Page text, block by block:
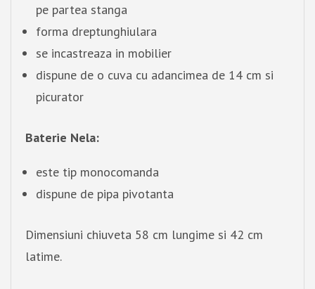
pe partea stanga
forma dreptunghiulara
se incastreaza in mobilier
dispune de o cuva cu adancimea de 14 cm si
picurator
Baterie Nela:
este tip monocomanda
dispune de pipa pivotanta
Dimensiuni chiuveta 58 cm lungime si 42 cm
latime.